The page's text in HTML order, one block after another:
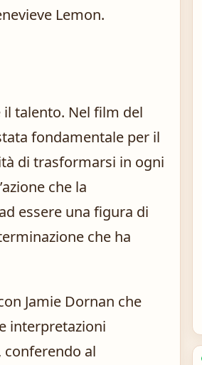
Lemon.
talento. Nel film del
fondamentale per il
di trasformarsi in ogni
che la
essere una figura di
che ha
Jamie Dornan che
interpretazioni
conferendo al